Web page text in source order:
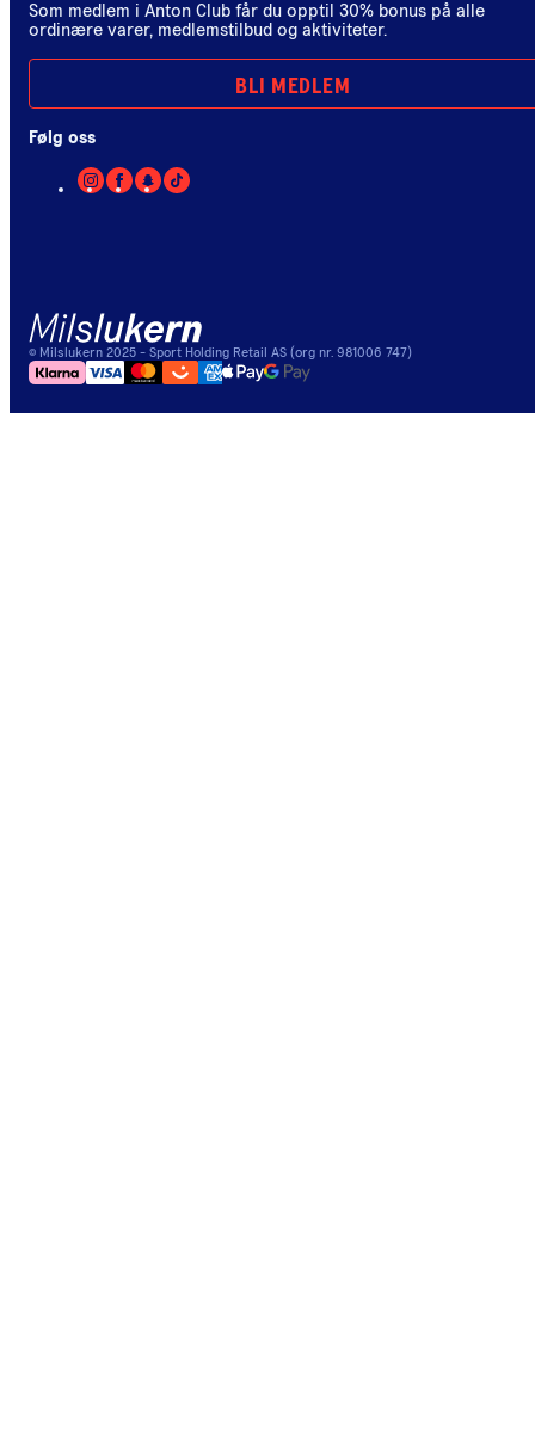
Som medlem i Anton Club får du opptil 30% bonus på alle
ordinære varer, medlemstilbud og aktiviteter.
BLI MEDLEM
Følg oss
© Milslukern 2025 - Sport Holding Retail AS (org nr. 981006 747)